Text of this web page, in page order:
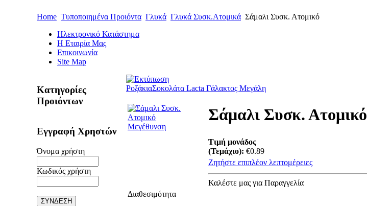
Home Τυποποιημένα Προιόντα Γλυκά Γλυκά Συσκ.Ατομικά Σάμαλι Συσκ. Ατομικό
Ηλεκτρονικό Κατάστημα
Η Εταιρία Μας
Επικοινωνία
Site Map
Κατηγορίες
Προιόντων
Εγγραφή Χρηστών
Όνομα χρήστη
Κωδικός χρήστη
ΡοξάκιαΣοκολάτα Lacta Γάλακτος Μεγάλη
Μεγέθυνση
Σάμαλι Συσκ. Ατομικό
Τιμή μονάδος
(Τεμάχιο): €0.89
Ζητήστε επιπλέον λεπτομέρειες
Καλέστε μας για Παραγγελία
Διαθεσιμότητα